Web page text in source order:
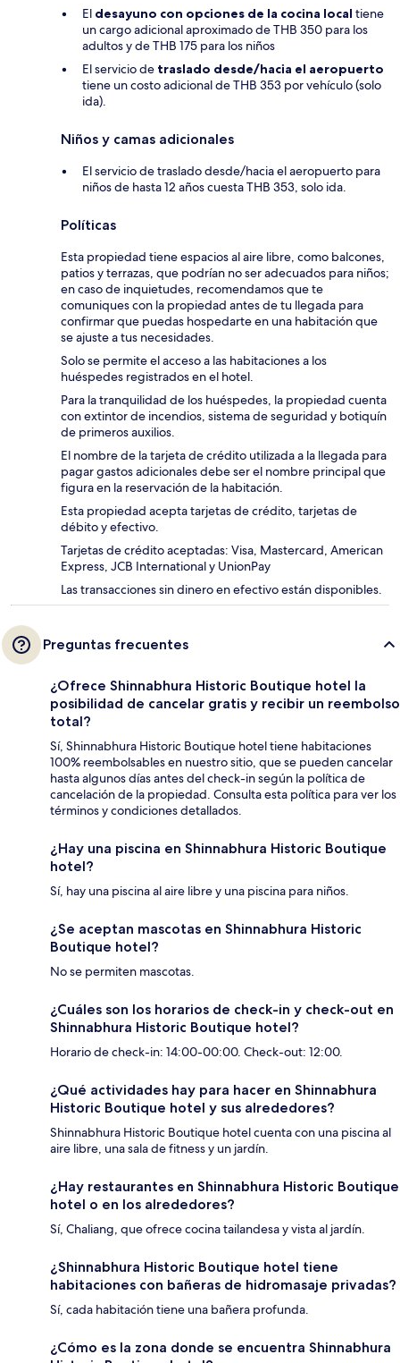
El desayuno con opciones de la cocina local tiene
un cargo adicional aproximado de THB 350 para los
adultos y de THB 175 para los niños
El servicio de traslado desde/hacia el aeropuerto
tiene un costo adicional de THB 353 por vehículo (solo
ida).
Niños y camas adicionales
El servicio de traslado desde/hacia el aeropuerto para
niños de hasta 12 años cuesta THB 353, solo ida.
Políticas
Esta propiedad tiene espacios al aire libre, como balcones,
patios y terrazas, que podrían no ser adecuados para niños;
en caso de inquietudes, recomendamos que te
comuniques con la propiedad antes de tu llegada para
confirmar que puedas hospedarte en una habitación que
se ajuste a tus necesidades.
Solo se permite el acceso a las habitaciones a los
huéspedes registrados en el hotel.
Para la tranquilidad de los huéspedes, la propiedad cuenta
con extintor de incendios, sistema de seguridad y botiquín
de primeros auxilios.
El nombre de la tarjeta de crédito utilizada a la llegada para
pagar gastos adicionales debe ser el nombre principal que
figura en la reservación de la habitación.
Esta propiedad acepta tarjetas de crédito, tarjetas de
débito y efectivo.
Tarjetas de crédito aceptadas: Visa, Mastercard, American
Express, JCB International y UnionPay
Las transacciones sin dinero en efectivo están disponibles.
Preguntas frecuentes
¿Ofrece Shinnabhura Historic Boutique hotel la
posibilidad de cancelar gratis y recibir un reembolso
total?
Sí, Shinnabhura Historic Boutique hotel tiene habitaciones
100% reembolsables en nuestro sitio, que se pueden cancelar
hasta algunos días antes del check-in según la política de
cancelación de la propiedad. Consulta esta política para ver los
términos y condiciones detallados.
¿Hay una piscina en Shinnabhura Historic Boutique
hotel?
Sí, hay una piscina al aire libre y una piscina para niños.
¿Se aceptan mascotas en Shinnabhura Historic
Boutique hotel?
No se permiten mascotas.
¿Cuáles son los horarios de check-in y check-out en
Shinnabhura Historic Boutique hotel?
Horario de check-in: 14:00-00:00. Check-out: 12:00.
¿Qué actividades hay para hacer en Shinnabhura
Historic Boutique hotel y sus alrededores?
Shinnabhura Historic Boutique hotel cuenta con una piscina al
aire libre, una sala de fitness y un jardín.
¿Hay restaurantes en Shinnabhura Historic Boutique
hotel o en los alrededores?
Sí, Chaliang, que ofrece cocina tailandesa y vista al jardín.
¿Shinnabhura Historic Boutique hotel tiene
habitaciones con bañeras de hidromasaje privadas?
Sí, cada habitación tiene una bañera profunda.
¿Cómo es la zona donde se encuentra Shinnabhura